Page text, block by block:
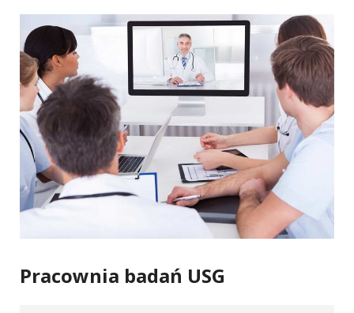
Pracownia badań USG